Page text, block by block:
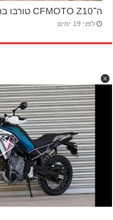
ה־CFMOTO Z10 טורבו בהשקה מקומית
לפני 19 ימים